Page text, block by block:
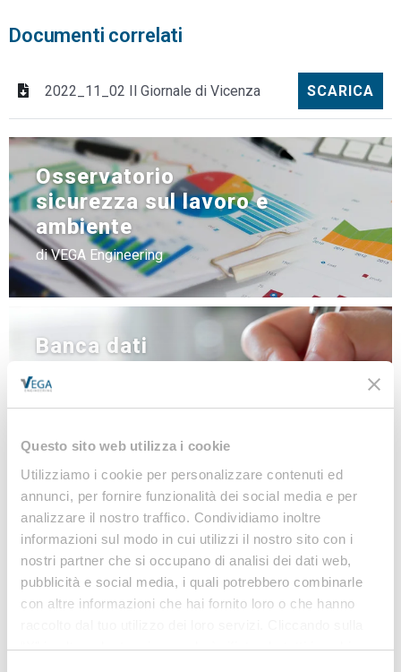
Questo sito web utilizza i cookie
Utilizziamo i cookie per personalizzare contenuti ed
annunci, per fornire funzionalità dei social media e per
analizzare il nostro traffico. Condividiamo inoltre
informazioni sul modo in cui utilizzi il nostro sito con i
nostri partner che si occupano di analisi dei dati web,
pubblicità e social media, i quali potrebbero combinarle
con altre informazioni che hai fornito loro o che hanno
“X” in alto a destra si procederà rifiutando tutti i cookie,
Documenti correlati
2022_11_02 Il Giornale di Vicenza SCARICA
Banca dati
LEGISLAZIONE
Osservatorio
sicurezza sul lavoro e
ambiente
di VEGA Engineering
Iscriviti alla nostra
Newsletter
Notizie, Modulistica e Linee Guida gratuite per
e normative